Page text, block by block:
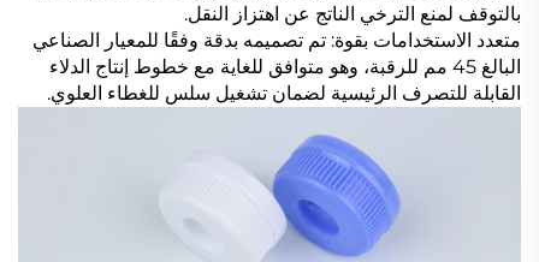
بالتوقف لمنع الترخي الناتج عن اهتزاز النقل.
متعدد الاستخدامات بقوة: تم تصميمه بدقة وفقًا للمعيار الصناعي
البالغ 45 مم للرقبة، وهو متوافق للغاية مع خطوط إنتاج الدلاء
القابلة للتصرف الرئيسية لضمان تشغيل سلس للغطاء العلوي.